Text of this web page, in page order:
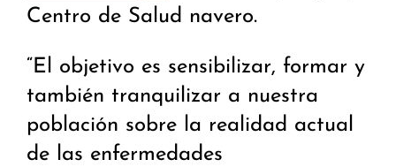
Centro de Salud navero.
“El objetivo es sensibilizar, formar y
también tranquilizar a nuestra
población sobre la realidad actual
de las enfermedades